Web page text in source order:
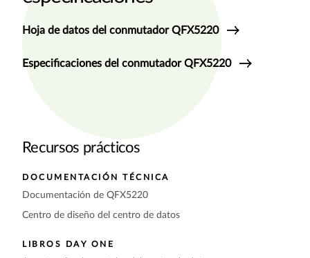
Recursos prácticos
DOCUMENTACIÓN TÉCNICA
Documentación de QFX5220
Centro de diseño del centro de datos
LIBROS DAY ONE
Hoja de datos del conmutador QFX5220
Especificaciones del conmutador QFX5220